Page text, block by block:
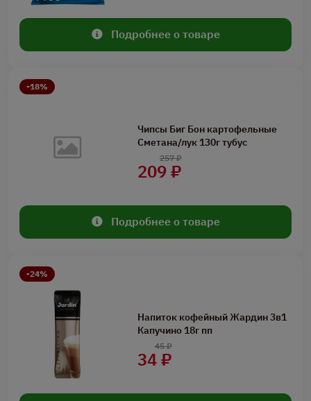
Подробнее о товаре
-18%
Чипсы Биг Бон картофельные
Сметана/лук 130г тубус
209 ₽
257 ₽
Подробнее о товаре
-24%
Напиток кофейный Жардин 3в1
Капучино 18г пп
34 ₽
45 ₽